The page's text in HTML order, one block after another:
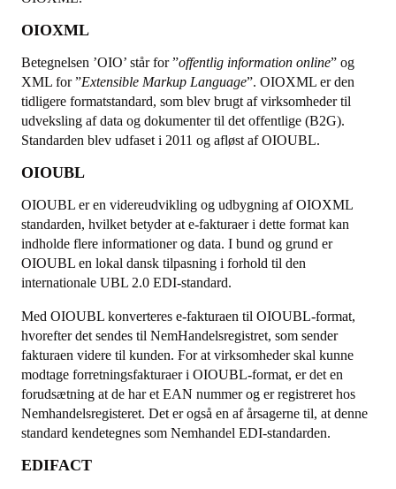
OIOXML
Betegnelsen ’OIO’ står for ”offentlig information online” og
XML for ”Extensible Markup Language”. OIOXML er den
tidligere formatstandard, som blev brugt af virksomheder til
udveksling af data og dokumenter til det offentlige (B2G).
Standarden blev udfaset i 2011 og afløst af OIOUBL.
OIOUBL
OIOUBL er en videreudvikling og udbygning af OIOXML
standarden, hvilket betyder at e-fakturaer i dette format kan
indholde flere informationer og data. I bund og grund er
OIOUBL en lokal dansk tilpasning i forhold til den
internationale UBL 2.0 EDI-standard.
Med OIOUBL konverteres e-fakturaen til OIOUBL-format,
hvorefter det sendes til NemHandelsregistret, som sender
fakturaen videre til kunden. For at virksomheder skal kunne
modtage forretningsfakturaer i OIOUBL-format, er det en
forudsætning at de har et EAN nummer og er registreret hos
Nemhandelsregisteret. Det er også en af årsagerne til, at denne
standard kendetegnes som Nemhandel EDI-standarden.
EDIFACT